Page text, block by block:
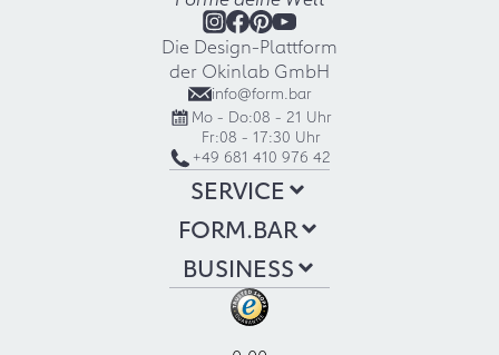
Die Design-Plattform
der Okinlab GmbH
info@form.bar
Mo - Do:08 - 21 Uhr
Fr:08 - 17:30 Uhr
+49 681 410 976 42
SERVICE
FORM.BAR
BUSINESS